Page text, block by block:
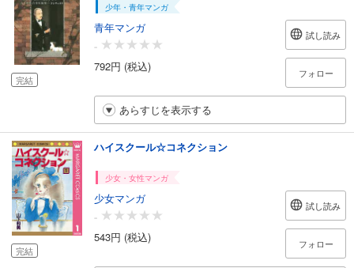
完結
少年・青年マンガ
青年マンガ
-
792円 (税込)
試し読み
フォロー
あらすじを表示する
完結
ハイスクール☆コネクション
少女・女性マンガ
少女マンガ
-
543円 (税込)
試し読み
フォロー